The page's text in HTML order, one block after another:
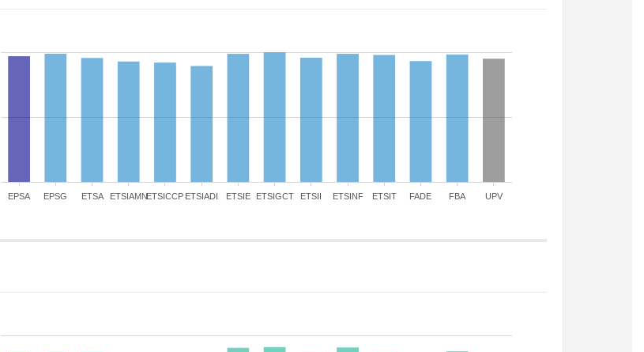
EPSA EPSG ETSA ETSIAMNETSICCP ETSIADI ETSIE ETSIGCT ETSII ETSINF ETSIT FADE FBA UPV